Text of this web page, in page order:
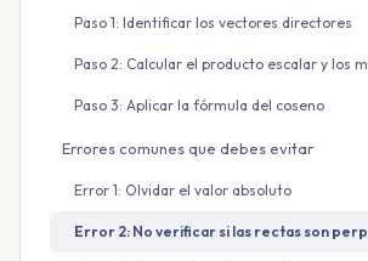
Paso 1: Identificar los vectores directores
Paso 2: Calcular el producto escalar y los
Paso 3: Aplicar la fórmula del coseno
Errores comunes que debes evitar
Error 1: Olvidar el valor absoluto
Error 2: No verificar si las rectas son